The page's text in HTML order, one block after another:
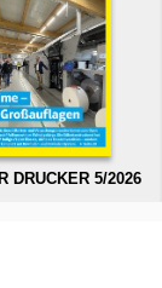
DRUCKER 5/2026